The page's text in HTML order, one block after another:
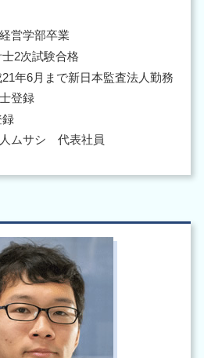
営学部卒業
2次試験合格
年6月まで新日本監査法人勤務
登録
録
ムサシ 代表社員